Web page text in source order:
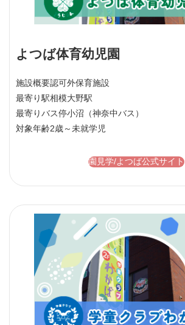
よつば体育幼児園
施設概要認可外保育施設
最寄り駅相模大野駅
最寄りバス停小沼（神奈中バス）
対象年齢2歳～未就学児
園見学/よつば公式サイト